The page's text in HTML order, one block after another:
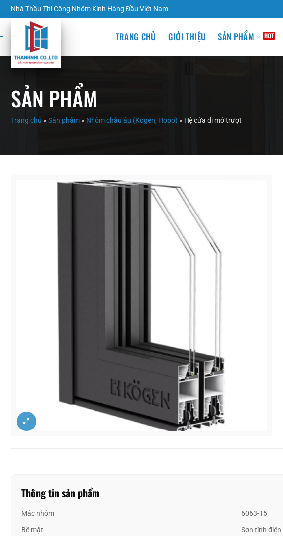
Nhà Thầu Thi Công Nhôm Kính Hàng Đầu Việt Nam
TRANG CHỦ GIỚI THIỆU SẢN PHẨM
SẢN PHẨM
Trang chủ » Sản phẩm » Nhôm châu âu (Kogen, Hopo) » Hệ cửa đi mở trượt
Thông tin sản phẩm
Mác nhôm
6063-T5
Bề mặt
Sơn tĩnh điện